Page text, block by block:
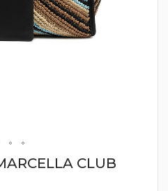
CLUB